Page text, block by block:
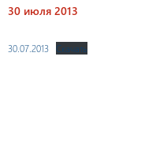
30 июля 2013
30.07.2013 Скачать